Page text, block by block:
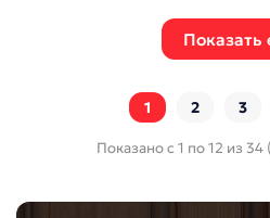
1 2 3
Показано с 1 по 12 из